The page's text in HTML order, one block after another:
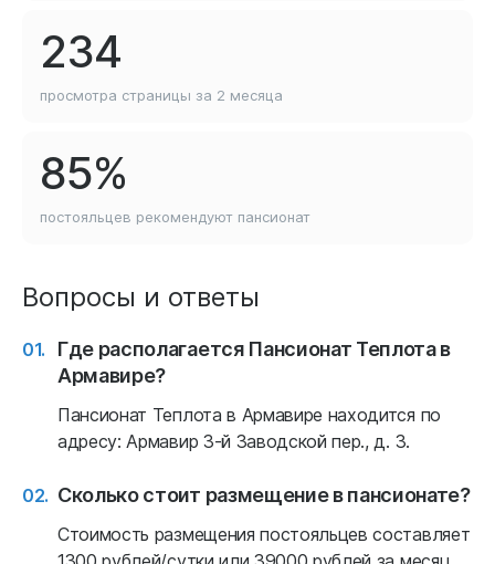
234
просмотра страницы за 2 месяца
85%
постояльцев рекомендуют пансионат
Вопросы и ответы
Где располагается Пансионат Теплота в
Армавире?
Пансионат Теплота в Армавире находится по
адресу: Армавир 3-й Заводской пер., д. 3.
Сколько стоит размещение в пансионате?
Стоимость размещения постояльцев составляет